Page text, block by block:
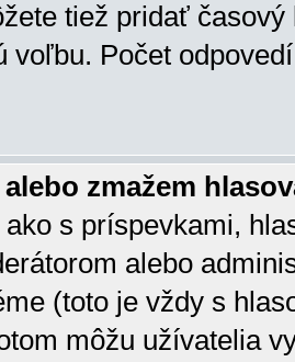
tiež pridať
voľbu. Počet
zmažem
s príspevkami,
alebo
(toto je vždy s
môžu užívatelia